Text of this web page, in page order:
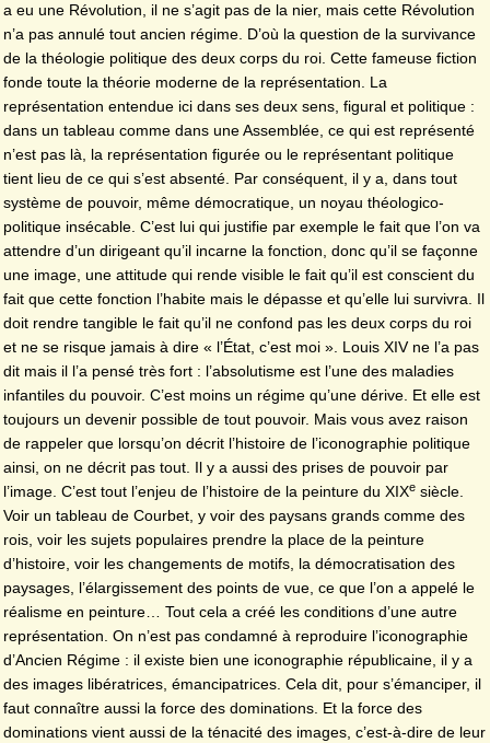
a eu une Révolution, il ne s’agit pas de la nier, mais cette Révolution
n’a pas annulé tout ancien régime. D’où la question de la survivance
de la théologie politique des deux corps du roi. Cette fameuse fiction
fonde toute la théorie moderne de la représentation. La
représentation entendue ici dans ses deux sens, figural et politique :
dans un tableau comme dans une Assemblée, ce qui est représenté
n’est pas là, la représentation figurée ou le représentant politique
tient lieu de ce qui s’est absenté. Par conséquent, il y a, dans tout
système de pouvoir, même démocratique, un noyau théologico-
politique insécable. C’est lui qui justifie par exemple le fait que l’on va
attendre d’un dirigeant qu’il incarne la fonction, donc qu’il se façonne
une image, une attitude qui rende visible le fait qu’il est conscient du
fait que cette fonction l’habite mais le dépasse et qu’elle lui survivra. Il
doit rendre tangible le fait qu’il ne confond pas les deux corps du roi
et ne se risque jamais à dire « l’État, c’est moi ». Louis XIV ne l’a pas
dit mais il l’a pensé très fort : l’absolutisme est l’une des maladies
infantiles du pouvoir. C’est moins un régime qu’une dérive. Et elle est
toujours un devenir possible de tout pouvoir. Mais vous avez raison
de rappeler que lorsqu’on décrit l’histoire de l’iconographie politique
ainsi, on ne décrit pas tout. Il y a aussi des prises de pouvoir par
l’image. C’est tout l’enjeu de l’histoire de la peinture du XIXe siècle.
Voir un tableau de Courbet, y voir des paysans grands comme des
rois, voir les sujets populaires prendre la place de la peinture
d’histoire, voir les changements de motifs, la démocratisation des
paysages, l’élargissement des points de vue, ce que l’on a appelé le
réalisme en peinture… Tout cela a créé les conditions d’une autre
représentation. On n’est pas condamné à reproduire l’iconographie
d’Ancien Régime : il existe bien une iconographie républicaine, il y a
des images libératrices, émancipatrices. Cela dit, pour s’émanciper, il
faut connaître aussi la force des dominations. Et la force des
dominations vient aussi de la ténacité des images, c’est-à-dire de leur